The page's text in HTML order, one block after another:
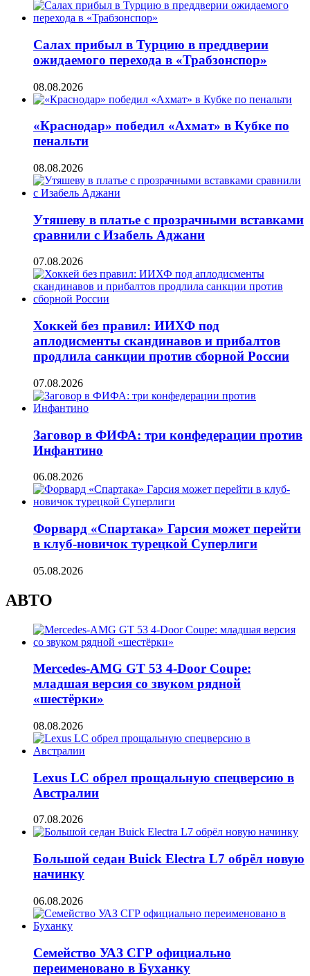
Салах прибыл в Турцию в преддверии
ожидаемого перехода в «Трабзонспор»
08.08.2026
«Краснодар» победил «Ахмат» в Кубке по
пенальти
08.08.2026
Утяшеву в платье с прозрачными вставками
сравнили с Изабель Аджани
07.08.2026
Хоккей без правил: ИИХФ под
аплодисменты скандинавов и прибалтов
продлила санкции против сборной России
07.08.2026
Заговор в ФИФА: три конфедерации против
Инфантино
06.08.2026
Форвард «Спартака» Гарсия может перейти
в клуб-новичок турецкой Суперлиги
05.08.2026
АВТО
Mercedes-AMG GT 53 4-Door Coupe:
младшая версия со звуком рядной
«шестёрки»
08.08.2026
Lexus LC обрел прощальную спецверсию в
Австралии
07.08.2026
Большой седан Buick Electra L7 обрёл новую
начинку
06.08.2026
Семейство УАЗ СГР официально
переименовано в Буханку